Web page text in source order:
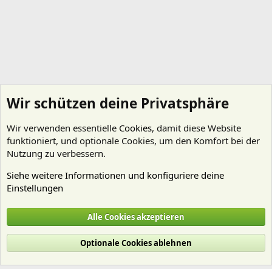
Cookies
Deutsch (Du)
Nutzungsbedingungen
Datenschutz Hilfe und Impressum
R
Wir schützen deine Privatsphäre
Wir verwenden essentielle Cookies, damit diese Website
funktioniert, und optionale Cookies, um den Komfort bei der
Nutzung zu verbessern.
Siehe weitere Informationen und konfiguriere deine
Einstellungen
Alle Cookies akzeptieren
Optionale Cookies ablehnen